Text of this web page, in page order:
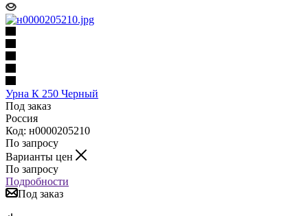
Урна К 250 Черный
Под заказ
Россия
Код: н0000205210
По запросу
Варианты цен
По запросу
Подробности
Под заказ